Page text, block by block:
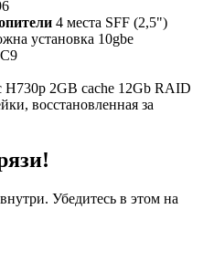
4 места SFF (2,5")
установка 10gbe
H730p 2GB cache 12Gb RAID
восстановленная за
Убедитесь в этом на